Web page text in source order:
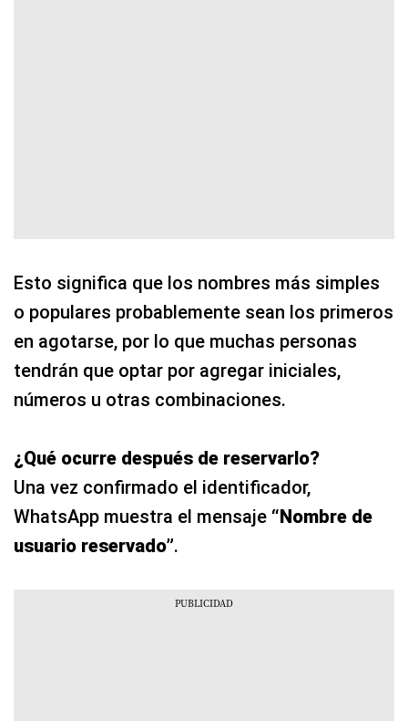
Esto significa que los nombres más simples
o populares probablemente sean los primeros
en agotarse, por lo que muchas personas
tendrán que optar por agregar iniciales,
números u otras combinaciones.
¿Qué ocurre después de reservarlo?
Una vez confirmado el identificador,
WhatsApp muestra el mensaje “Nombre de
usuario reservado”.